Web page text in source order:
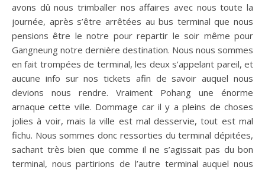
avons dû nous trimballer nos affaires avec nous toute la
journée, après s’être arrêtées au bus terminal que nous
pensions être le notre pour repartir le soir même pour
Gangneung notre dernière destination. Nous nous sommes
en fait trompées de terminal, les deux s’appelant pareil, et
aucune info sur nos tickets afin de savoir auquel nous
devions nous rendre. Vraiment Pohang une énorme
arnaque cette ville. Dommage car il y a pleins de choses
jolies à voir, mais la ville est mal desservie, tout est mal
fichu. Nous sommes donc ressorties du terminal dépitées,
sachant très bien que comme il ne s’agissait pas du bon
terminal, nous partirions de l’autre terminal auquel nous